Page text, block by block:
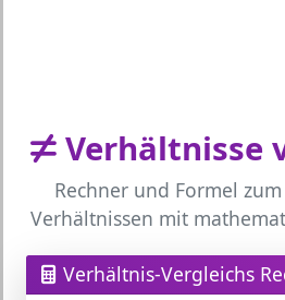
Verhältnisse
Rechner und Formel
Verhältnissen mit
Verhältnis-Vergleichs